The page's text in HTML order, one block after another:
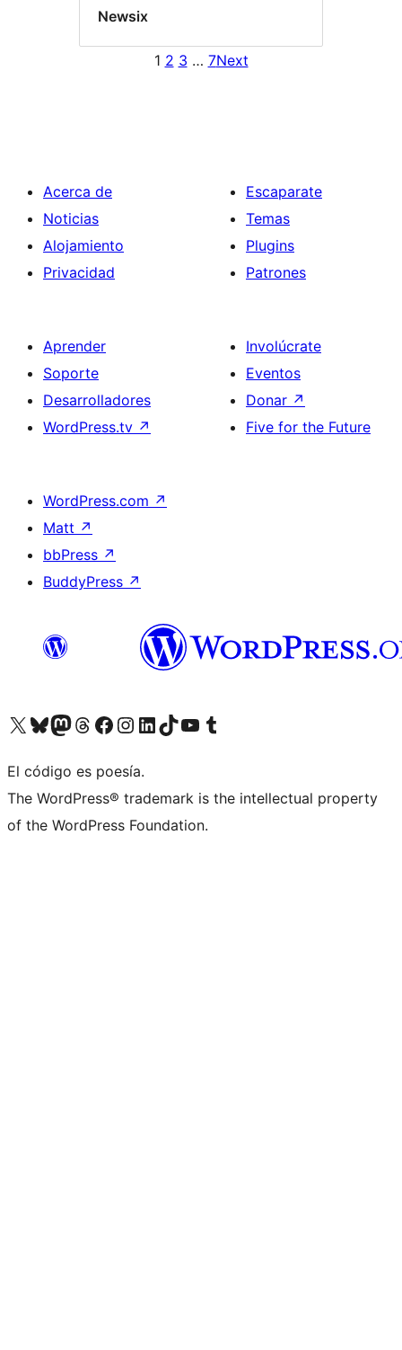
Newsix
1 2 3 … 7Next
Acerca de
Noticias
Alojamiento
Privacidad
Escaparate
Temas
Plugins
Patrones
Aprender
Soporte
Desarrolladores
WordPress.tv ↗
Involúcrate
Eventos
Donar ↗
Five for the Future
WordPress.com ↗
Matt ↗
bbPress ↗
BuddyPress ↗
Visita nuestra cuenta de X (anteriormente Twitter)
Visit our Bluesky account
Visit our Mastodon account
Visit our Threads account
Visita nuestra página de Facebook
Visita nuestra cuenta de Instagram
Visita nuestra cuenta de LinkedIn
Visit our TikTok account
Visita nuestro canal de YouTube
Visit our Tumblr account
El código es poesía.
The WordPress® trademark is the intellectual property
of the WordPress Foundation.